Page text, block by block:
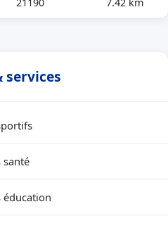
services
santé
éducation